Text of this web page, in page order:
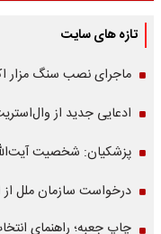
تازه های سایت
ماجرای نصب سنگ مزار
ادعایی جدید از
پزشکیان: شخصیت
درخواست سازمان ملل از
چاپ جعبه؛ راهنمای